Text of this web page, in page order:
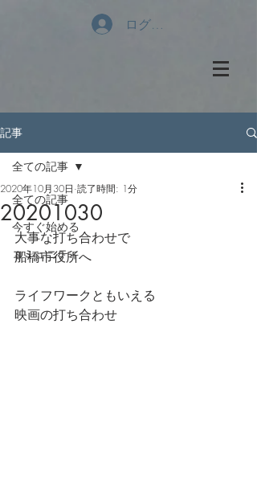
ログイン
記事
全ての記事
今すぐ始める
コミュニティ
全ての記事
20201030
2020年10月30日 読了時間: 1分
大事な打ち合わせで
船橋市役所へ
ライフワークともいえる
映画の打ち合わせ